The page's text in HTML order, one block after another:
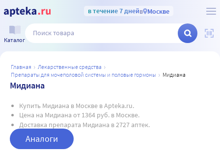
в течение 7 днейв Москве
Каталог
главная
лекарственные средства
препараты для мочеполовой системы и половые гормоны
мидиана
Мидиана
Купить Мидиана в Москве в Apteka.ru.
Цена на Мидиана от 1364 руб. в Москве.
Доставка препарата Мидиана в 2727 аптек.
Аналоги